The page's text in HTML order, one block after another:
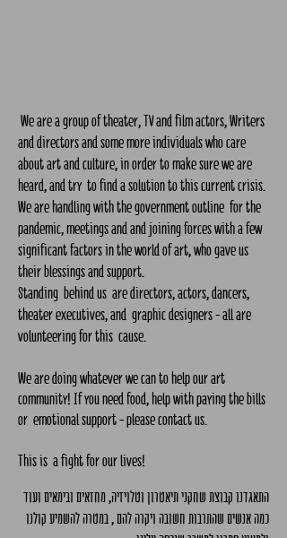
We are a group of theater, TV and film actors, Writers
and directors and some more individuals who care
about art and culture, in order to make sure we are
heard, and try to find a solution to this current crisis.
We are handling with the government outline for the
pandemic, meetings and and joining forces with a few
significant factors in the world of art, who gave us
their blessings and support.
Standing behind us are directors, actors, dancers,
theater executives, and graphic designers - all are
volunteering for this cause.
We are doing whatever we can to help our art
community! If you need food, help with paying the bills
or emotional support - please contact us.
This is a fight for our lives!
התאגדנו קבוצת שחקני תיאטרון וטלויזיה, מחזאים ובימאים ועוד
כמה אנשים שהתרבות חשובה ויקרה להם , במטרה להשמיע קולנו